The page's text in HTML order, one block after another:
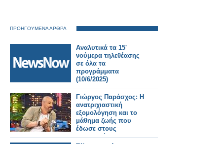
ΠΡΟΗΓΟΥΜΕΝΑ ΑΡΘΡΑ
Αναλυτικά τα 15'
νούμερα τηλεθέασης
σε όλα τα
προγράμματα
(10/6/2025)
Γιώργος Παράσχος: Η
ανατριχιαστική
εξομολόγηση και το
μάθημα ζωής που
έδωσε στους
τηλεθεατές!